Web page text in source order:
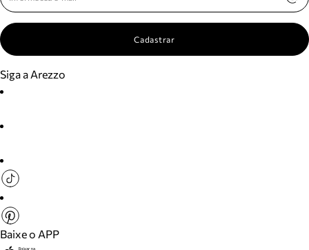
Cadastrar
Siga a Arezzo
Baixe o APP